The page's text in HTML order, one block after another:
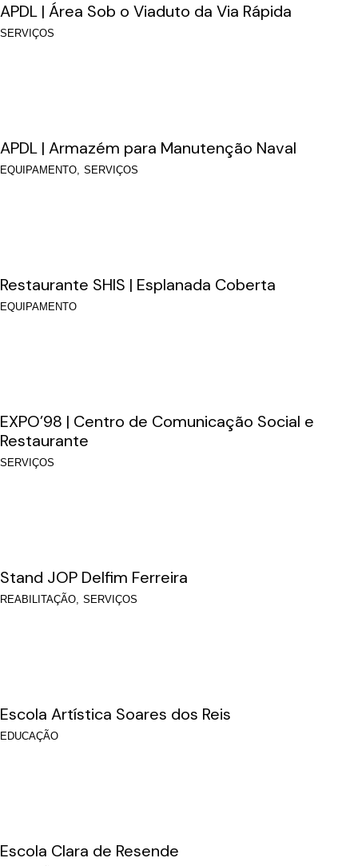
APDL | Área Sob o Viaduto da Via Rápida
SERVIÇOS
APDL | Armazém para Manutenção Naval
EQUIPAMENTO SERVIÇOS
Restaurante SHIS | Esplanada Coberta
EQUIPAMENTO
EXPO’98 | Centro de Comunicação Social e
Restaurante
SERVIÇOS
Stand JOP Delfim Ferreira
REABILITAÇÃO SERVIÇOS
Escola Artística Soares dos Reis
EDUCAÇÃO
Escola Clara de Resende